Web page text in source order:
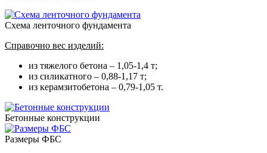
Схема ленточного фундамента
Справочно вес изделий:
из тяжелого бетона – 1,05-1,4 т;
из силикатного – 0,88-1,17 т;
из керамзитобетона – 0,79-1,05 т.
Бетонные конструкции
Размеры ФБС